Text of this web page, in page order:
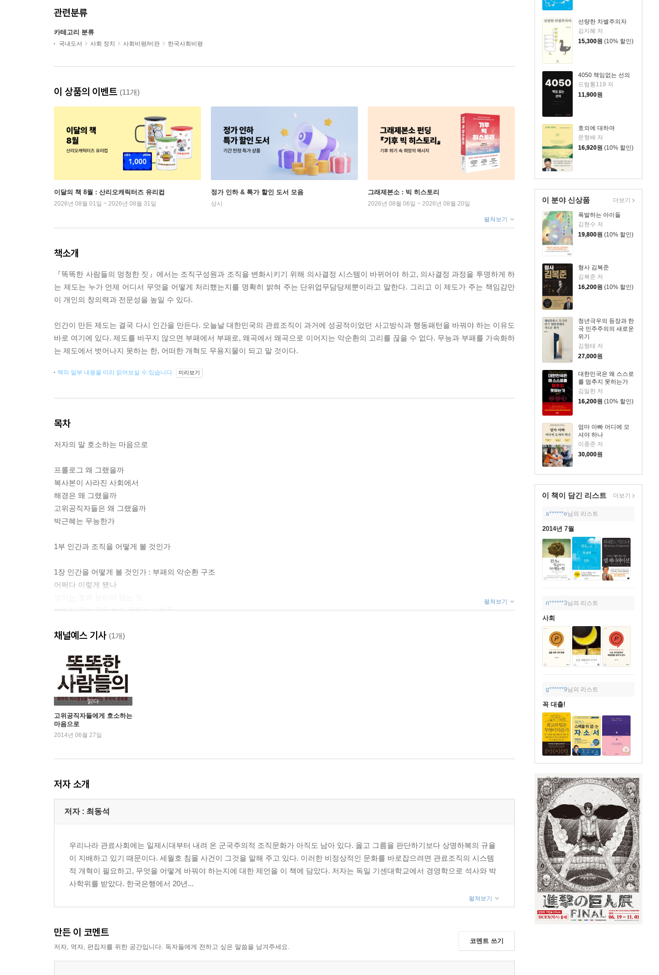
선량한 차별주의자
김지혜 저
15,300원 (10% 할인)
4050 책임없는 선의
드럼통119 저
11,900원
호의에 대하여
문형배 저
16,920원 (10% 할인)
이 분야 신상품
폭발하는 아이들
김현수 저
19,800원 (10% 할인)
형사 김복준
김복준 저
16,200원 (10% 할인)
청년극우의 등장과 한
국 민주주의의 새로운
위기
김형태 저
27,000원
대한민국은 왜 스스로
를 멈추지 못하는가
김일한 저
16,200원 (10% 할인)
엄마 아빠 어디에 모
셔야 하나
이종준 저
30,000원
더보기
이 책이 담긴 리스트 더보기
a******e님의 리스트
2014년 7월
n******3님의 리스트
사회
g******9님의 리스트
꼭 대출!
관련분류
카테고리 분류
국내도서 사회 정치 사회비평/비판 한국사회비평
이 상품의 이벤트 (11개)
이달의 책 8월 : 산리오캐릭터즈 유리컵
2026년 08월 01일 ~ 2026년 08월 31일
정가 인하 & 특가 할인 도서 모음
상시
그래제본소 : 빅 히스토리
2026년 08월 06일 ~ 2026년 08월 20일
펼쳐보기
책소개
『똑똑한 사람들의 멍청한 짓』에서는 조직구성원과 조직을 변화시키기 위해 의사결정 시스템이 바뀌어야 하고, 의사결정 과정을 투명하게 하
는 제도는 누가 언제 어디서 무엇을 어떻게 처리했는지를 명확히 밝혀 주는 단위업무담당제뿐이라고 말한다. 그리고 이 제도가 주는 책임감만
이 개인의 창의력과 전문성을 높일 수 있다.
인간이 만든 제도는 결국 다시 인간을 만든다. 오늘날 대한민국의 관료조직이 과거에 성공적이었던 사고방식과 행동패턴을 바꿔야 하는 이유도
바로 여기에 있다. 제도를 바꾸지 않으면 부패에서 부패로, 왜곡에서 왜곡으로 이어지는 악순환의 고리를 끊을 수 없다. 무능과 부패를 가속화하
는 제도에서 벗어나지 못하는 한, 어떠한 개혁도 무용지물이 되고 말 것이다.
책의 일부 내용을 미리 읽어보실 수 있습니다. 미리보기
목차
저자의 말 호소하는 마음으로
프롤로그 왜 그랬을까
복사본이 사라진 사회에서
해경은 왜 그랬을까
고위공직자들은 왜 그랬을까
박근혜는 무능한가
1부 인간과 조직을 어떻게 볼 것인가
1장 인간을 어떻게 볼 것인가 : 부패의 악순환 구조
어쩌다 이렇게 됐나
보이지 않는 것을 보지 못하는 사람들
현대 학문의 뿌리 ― 인간이 자원이라고
잘못된 인간관에서 출발한 경제학
무엇이 문제인가
부패의 악순환
선과 악이 공존하는 전인적 인간관
2장 조직을 어떻게 볼 것인가 : 인간을 위한 조직설계
강의시간 중에 뜨개질 하는 학생들
새로운 조직이해
의사결정성
‘열심히 일하라’는 헛소리
정보지식사회형 조직
펼쳐보기
채널예스 기사 (1개)
읽다
고위공직자들에게 호소하는
마음으로
2014년 06월 27일
저자 소개
저자 : 최동석
우리나라 관료사회에는 일제시대부터 내려 온 군국주의적 조직문화가 아직도 남아 있다. 옳고 그름을 판단하기보다 상명하복의 규율
이 지배하고 있기 때문이다. 세월호 침몰 사건이 그것을 말해 주고 있다. 이러한 비정상적인 문화를 바로잡으려면 관료조직의 시스템
적 개혁이 필요하고, 무엇을 어떻게 바꿔야 하는지에 대한 제언을 이 책에 담았다. 저자는 독일 기센대학교에서 경영학으로 석사와 박
사학위를 받았다. 한국은행에서 20년...
펼쳐보기
만든 이 코멘트
저자, 역자, 편집자를 위한 공간입니다. 독자들에게 전하고 싶은 말씀을 남겨주세요.
코멘트 쓰기